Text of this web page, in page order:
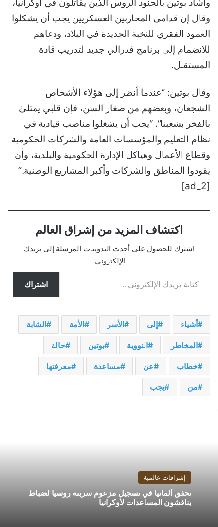
وأشاد بوتين بالجنود الروس الذين يقاتلون في أوكرانيا،
وقال إن قدامى المحاربين العسكريين يجب أن يشكلوا
العمود الفقري للنخبة الجديدة في البلاد، ودعاهم
للانضمام إلى برنامج فدرالي جديد لتدريب قادة
المستقبل.
وقال بوتين: “عندما أنظر إلى هؤلاء الأشخاص
الشجعان، وبعضهم من صغار السن، فإن قلبي يمتلئ
بالفخر بشعبنا”. “يجب أن يشغلوا مناصب قيادية في
نظام التعليم والمؤسسات العامة والشركات الحكومية
وقطاع الأعمال وهياكل الإدارة الحكومية والبلدية، وأن
يقودوا المناطق والشركات وأكبر المشاريع الوطنية.”
[ad_2]
اكتشاف المزيد من إشراق العالم
اشترك للحصول على أحدث التدوينات المرسلة إلى بريدك
الإلكتروني.
كتابة بريدك الإلكتروني...
اشتراك
أشياء إلى الأسر الأمة الشابة
المخاطر النووية بوتين حالة
خطاب عن مساعدة معرفتها
من يجب
إشراقات عالمية
تحقق ألمانيا في تسجيل مزعوم سربته روسيا لضباط
يناقشون المساعدات لأوكرانيا